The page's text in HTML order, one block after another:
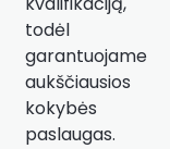
todėl
garantuojame
aukščiausios
kokybės
paslaugas.